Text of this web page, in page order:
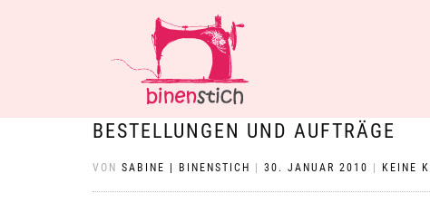
BESTELLUNGEN UND AUFTRÄGE
VON SABINE | BINENSTICH 30. JANUAR 2010 KEINE